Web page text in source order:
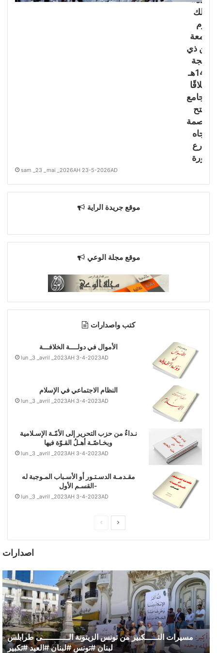
وذلك
يوم
الجمعة
5 من ذي
الحجة
1447هـ
انطلاقًا
من جامع
الفتح
بالعاصمة
باتجاه
شارع
الثورة
sam _23 _mai _2026AH 23-5-2026AD
موقع جريدة الراية
موقع مجلة الوعي
كتب واصدارات
الأموال في دولــــة الخلافـــة
lun _3 _avril _2023AH 3-4-2023AD
النظام الاجتماعي في الإسلام
lun _3 _avril _2023AH 3-4-2023AD
نـداءٌ من حزب التحرير إلى الأمّـة الإسـلامية
وبخـاصّـة أهـلُ القـوّة فيها
lun _3 _avril _2023AH 3-4-2023AD
مقـدمـة الدسـتـور أو الأسـباب المـوجبة له
-القسـم الأول
lun _3 _avril _2023AH 3-4-2023AD
الصفحة
اصدارات
مسيرات التـــــكبير من تونس الزيتونة الـــــــــــى طرابلس
لبنان #تونس #لبنان #العيد #تكبير